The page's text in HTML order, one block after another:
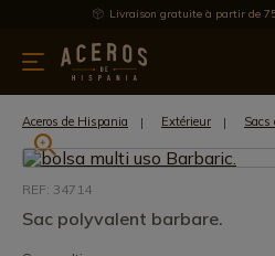
Livraison gratuite à partir de
de cuisine Offre Dernières
Aceros de Hispania Extérieur Sacs
REF: 34714
Sac polyvalent barbare.